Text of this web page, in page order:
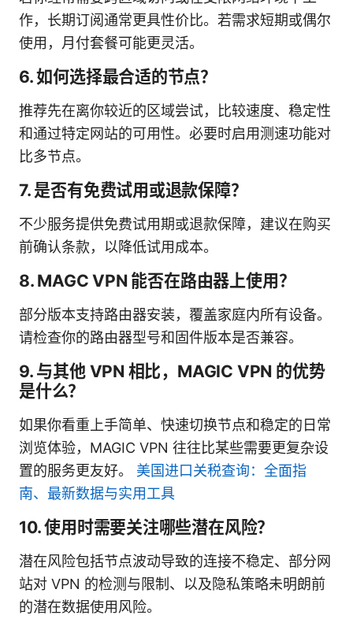
作，长期订阅通常更具性价比。若需求短期或偶尔
使用，月付套餐可能更灵活。
6. 如何选择最合适的节点？
推荐先在离你较近的区域尝试，比较速度、稳定性
和通过特定网站的可用性。必要时启用测速功能对
比多节点。
7. 是否有免费试用或退款保障？
不少服务提供免费试用期或退款保障，建议在购买
前确认条款，以降低试用成本。
8. MAGC VPN 能否在路由器上使用？
部分版本支持路由器安装，覆盖家庭内所有设备。
请检查你的路由器型号和固件版本是否兼容。
9. 与其他 VPN 相比，MAGIC VPN 的优势
是什么？
如果你看重上手简单、快速切换节点和稳定的日常
浏览体验，MAGIC VPN 往往比某些需要更复杂设
置的服务更友好。 美国进口关税查询：全面指
南、最新数据与实用工具
10. 使用时需要关注哪些潜在风险？
潜在风险包括节点波动导致的连接不稳定、部分网
站对 VPN 的检测与限制、以及隐私策略未明朗前
的潜在数据使用风险。